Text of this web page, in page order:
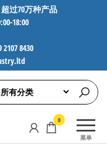
过70万种产品
18:00
8430
菜单
0